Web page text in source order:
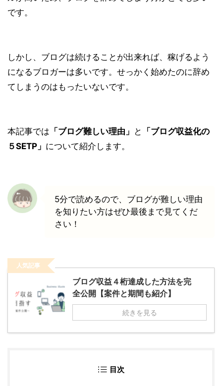
です。
しかし、ブログは続けることが出来れば、稼げるよう
になるブロガーは多いです。せっかく始めたのに辞め
てしまうのはもったいないです。
本記事では 「ブログ難しい理由」 と
「ブログ収益化の
５SETP」 について紹介します。
5分で読めるので、ブログが難しい理由
を知りたい方はぜひ最後まで見てくだ
さい！
人気記事
ブログ収益４桁達成した方法を完
全公開【案件と期間も紹介】
続きを見る
目次